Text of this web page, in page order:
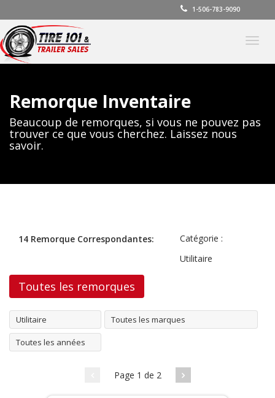
1-506-783-9090
Remorque Inventaire
Beaucoup de remorques, si vous ne pouvez pas
trouver ce que vous cherchez. Laissez nous
savoir.
14 Remorque Correspondantes:
Catégorie :
Utilitaire
Toutes les remorques
Utilitaire Toutes les marques
Toutes les années
Page 1 de 2